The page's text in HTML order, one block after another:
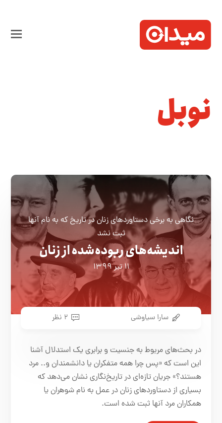
نوبل
نگاهی به برخی دستاوردهای زنان در تاریخ که به نام آنها
ثبت نشد
اندیشه‌های ربوده‌شده از زنان
۱۱ تیر ۱۳۹۹
سارا سیاوشی ۲ نظر
در بحث‌های مربوط به جنسیت و برابری یک استدلال آشنا
این است که «پس چرا همه متفکران یا دانشمندان و.. مرد
هستند؟» جریان تازه‌ای در تاریخ‌نگاری نشان می‌دهد که
بسیاری از دستاوردهای زنان در عمل به نام شوهران یا
همکاران مرد آنها ثبت شده است.